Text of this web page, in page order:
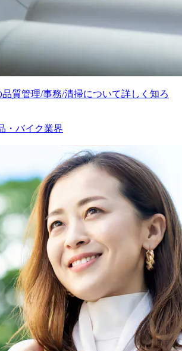
質管理/事務/清掃について詳しく知ろ
・バイク業界